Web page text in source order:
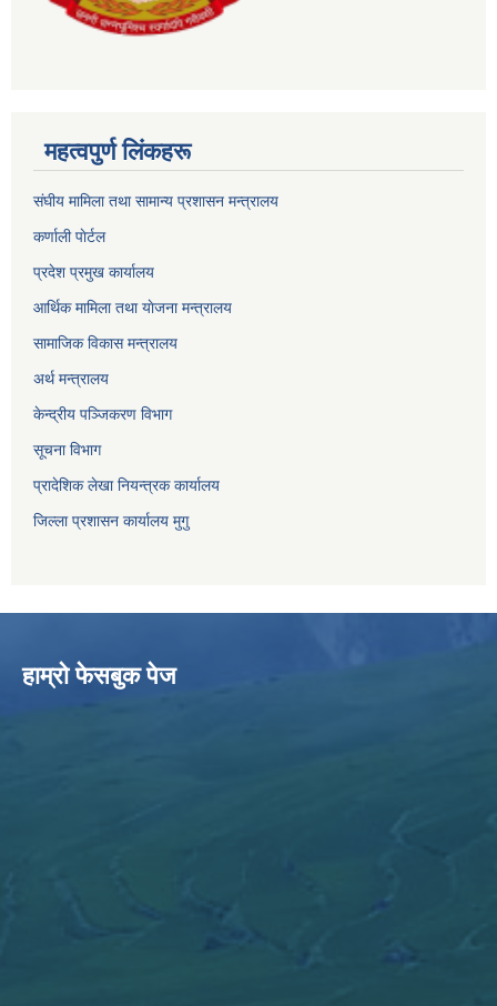
महत्वपुर्ण लिंकहरू
संघीय मामिला तथा सामान्य प्रशासन मन्त्रालय
कर्णाली पाेर्टल
प्रदेश प्रमुख कार्यालय
आर्थिक मामिला तथा याेजना मन्त्रालय
सामाजिक विकास मन्त्रालय
अर्थ मन्त्रालय
केन्द्रीय पञ्जिकरण विभाग
सूचना विभाग
प्रादेशिक लेखा नियन्त्रक कार्यालय
जिल्ला प्रशासन कार्यालय मुगु
हाम्राे फेसबुक पेज